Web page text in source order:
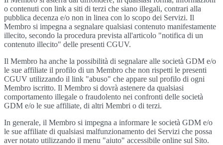
o contenuti con link a siti di terzi che siano illegali, contrari alla
pubblica decenza e/o non in linea con lo scopo dei Servizi. Il
Membro si impegna a segnalare qualsiasi contenuto manifestamente
illecito, secondo la procedura prevista all'articolo "notifica di un
contenuto illecito" delle presenti CGUV.
Il Membro ha anche la possibilità di segnalare alle società GDM e/o
le sue affiliate il profilo di un Membro che non rispetti le presenti
CGUV utilizzando il link "abuso" che appare sul profilo di ogni
Membro iscritto. Il Membro si dovrà astenere da qualsiasi
comportamento illegale o fraudolento nei confronti delle società
GDM e/o le sue affiliate, di altri Membri o di terzi.
In generale, il Membro si impegna a informare le società GDM e/o
le sue affiliate di qualsiasi malfunzionamento dei Servizi che possa
aver notato utilizzando il menu "aiuto" accessibile online sul Sito.